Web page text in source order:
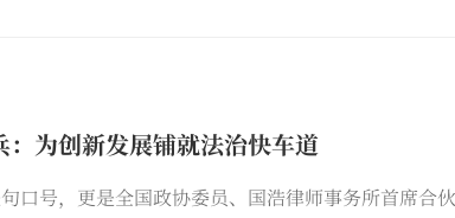
为创新发展铺就法治快车道
口号，更是全国政协委员、国浩律师事务所首席合